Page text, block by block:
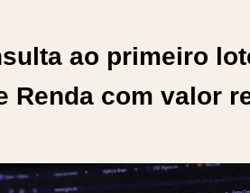
ao primeiro
Renda com valor